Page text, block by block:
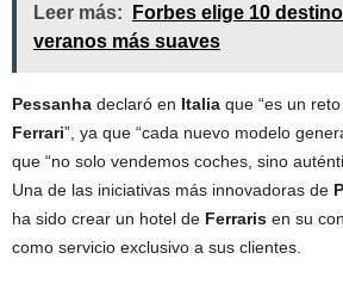
Leer más:
Forbes elige 10
veranos más suaves
Pessanha declaró en Italia que “es un
Ferrari”, ya que “cada nuevo modelo
que “no solo vendemos coches, sino
Una de las iniciativas más innovadoras de
ha sido crear un hotel de Ferraris en su
como servicio exclusivo a sus clientes.